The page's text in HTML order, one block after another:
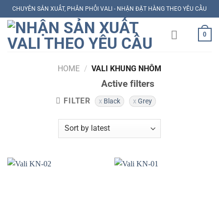
Skip
to
content
CHUYÊN SẢN XUẤT, PHÂN PHỐI VALI - NHẬN ĐẶT HÀNG THEO YÊU CẦU
0
HOME / VALI KHUNG NHÔM
FILTER
Active filters
Black Grey